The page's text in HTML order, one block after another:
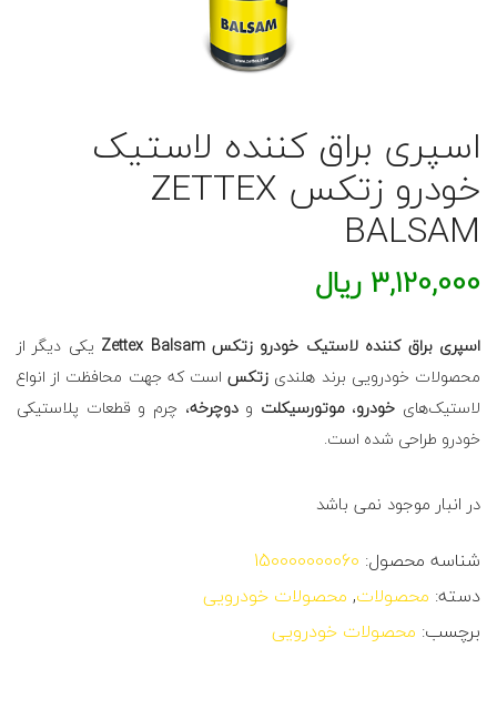
اسپری براق کننده لاستیک
خودرو زتکس ZETTEX
BALSAM
3,120,000 ریال
اسپری براق کننده لاستیک خودرو زتکس Zettex Balsam
یکی دیگر از
محصولات خودرویی برند هلندی زتکساست که جهت محافظت از انواع
لاستیک‌های خودرو،موتورسیکلت ودوچرخه، چرم و قطعات پلاستیکی
خودرو طراحی شده است.
در انبار موجود نمی باشد
شناسه محصول: 150000000060
دسته: محصولات, محصولات خودرویی
برچسب: محصولات خودرویی